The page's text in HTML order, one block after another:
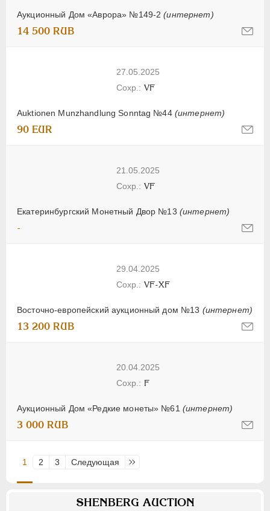
Аукционный Дом «Аврора» №149-2(интернет)
14 500 RUB
27.05.2025
Auktionen Munzhandlung Sonntag №44 (интернет)
VF
90 EUR
21.05.2025
VF
Восточно-европейский аукционный дом №13 (интернет)
20.04.2025
Аукционный Дом «Редкие монеты» №61